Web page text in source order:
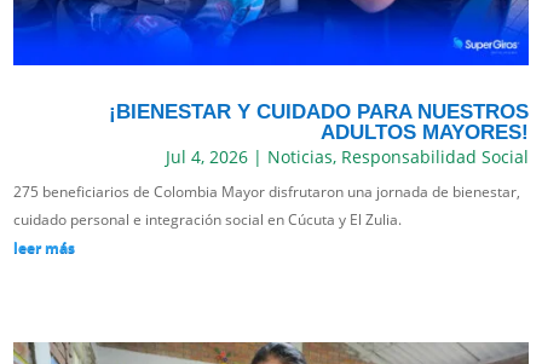
¡BIENESTAR Y CUIDADO PARA NUESTROS
ADULTOS MAYORES!
Jul 4, 2026| Noticias, Responsabilidad Social
275 beneficiarios de Colombia Mayor disfrutaron una jornada de bienestar,
cuidado personal e integración social en Cúcuta y El Zulia.
leer más